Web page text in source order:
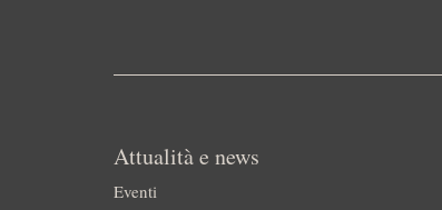
Attualità e news
Eventi